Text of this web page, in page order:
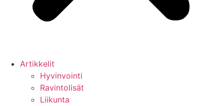
Artikkelit
Hyvinvointi
Ravintolisät
Liikunta